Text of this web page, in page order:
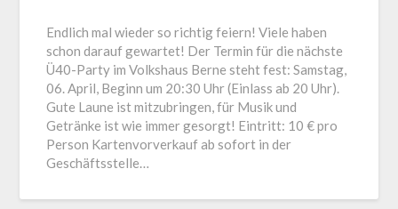
Endlich mal wieder so richtig feiern! Viele haben
schon darauf gewartet! Der Termin für die nächste
Ü40-Party im Volkshaus Berne steht fest: Samstag,
06. April, Beginn um 20:30 Uhr (Einlass ab 20 Uhr).
Gute Laune ist mitzubringen, für Musik und
Getränke ist wie immer gesorgt! Eintritt: 10 € pro
Person Kartenvorverkauf ab sofort in der
Geschäftsstelle…